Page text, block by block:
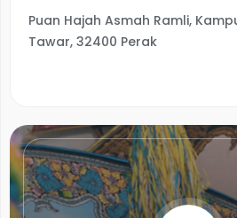
Puan Hajah Asmah Ramli,
Tawar, 32400 Perak